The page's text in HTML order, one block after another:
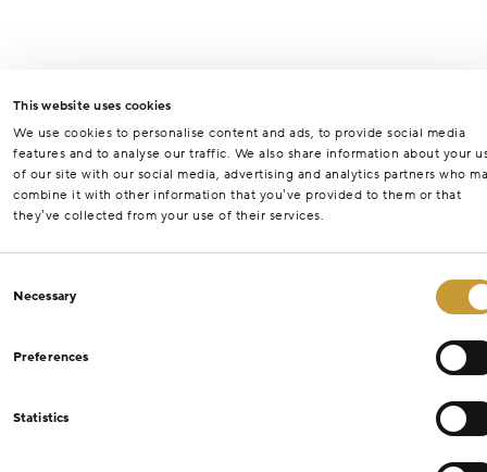
This website uses cookies
We use cookies to personalise content and ads, to provide social media
features and to analyse our traffic. We also share information about your
of our site with our social media, advertising and analytics partners who
combine it with other information that you’ve provided to them or that
they’ve collected from your use of their services.
Selection
Necessary
Preferences
Statistics